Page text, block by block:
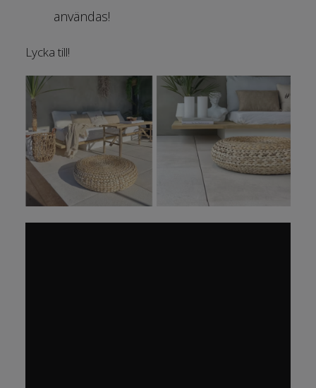
användas!
Lycka till!